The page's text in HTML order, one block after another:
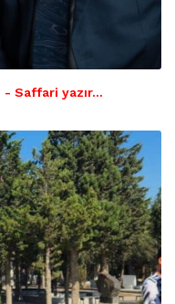
- Saffari yazır…